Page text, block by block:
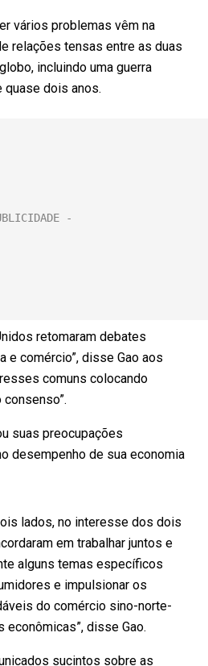
vários problemas vêm na
relações tensas entre as duas
incluindo uma guerra
quase dois anos.
retomaram debates
e comércio”, disse Gao aos
comuns colocando
suas preocupações
desempenho de sua economia
lados, no interesse dos dois
em trabalhar juntos e
alguns temas específicos
e impulsionar os
do comércio sino-norte-
econômicas”, disse Gao.
sucintos sobre as